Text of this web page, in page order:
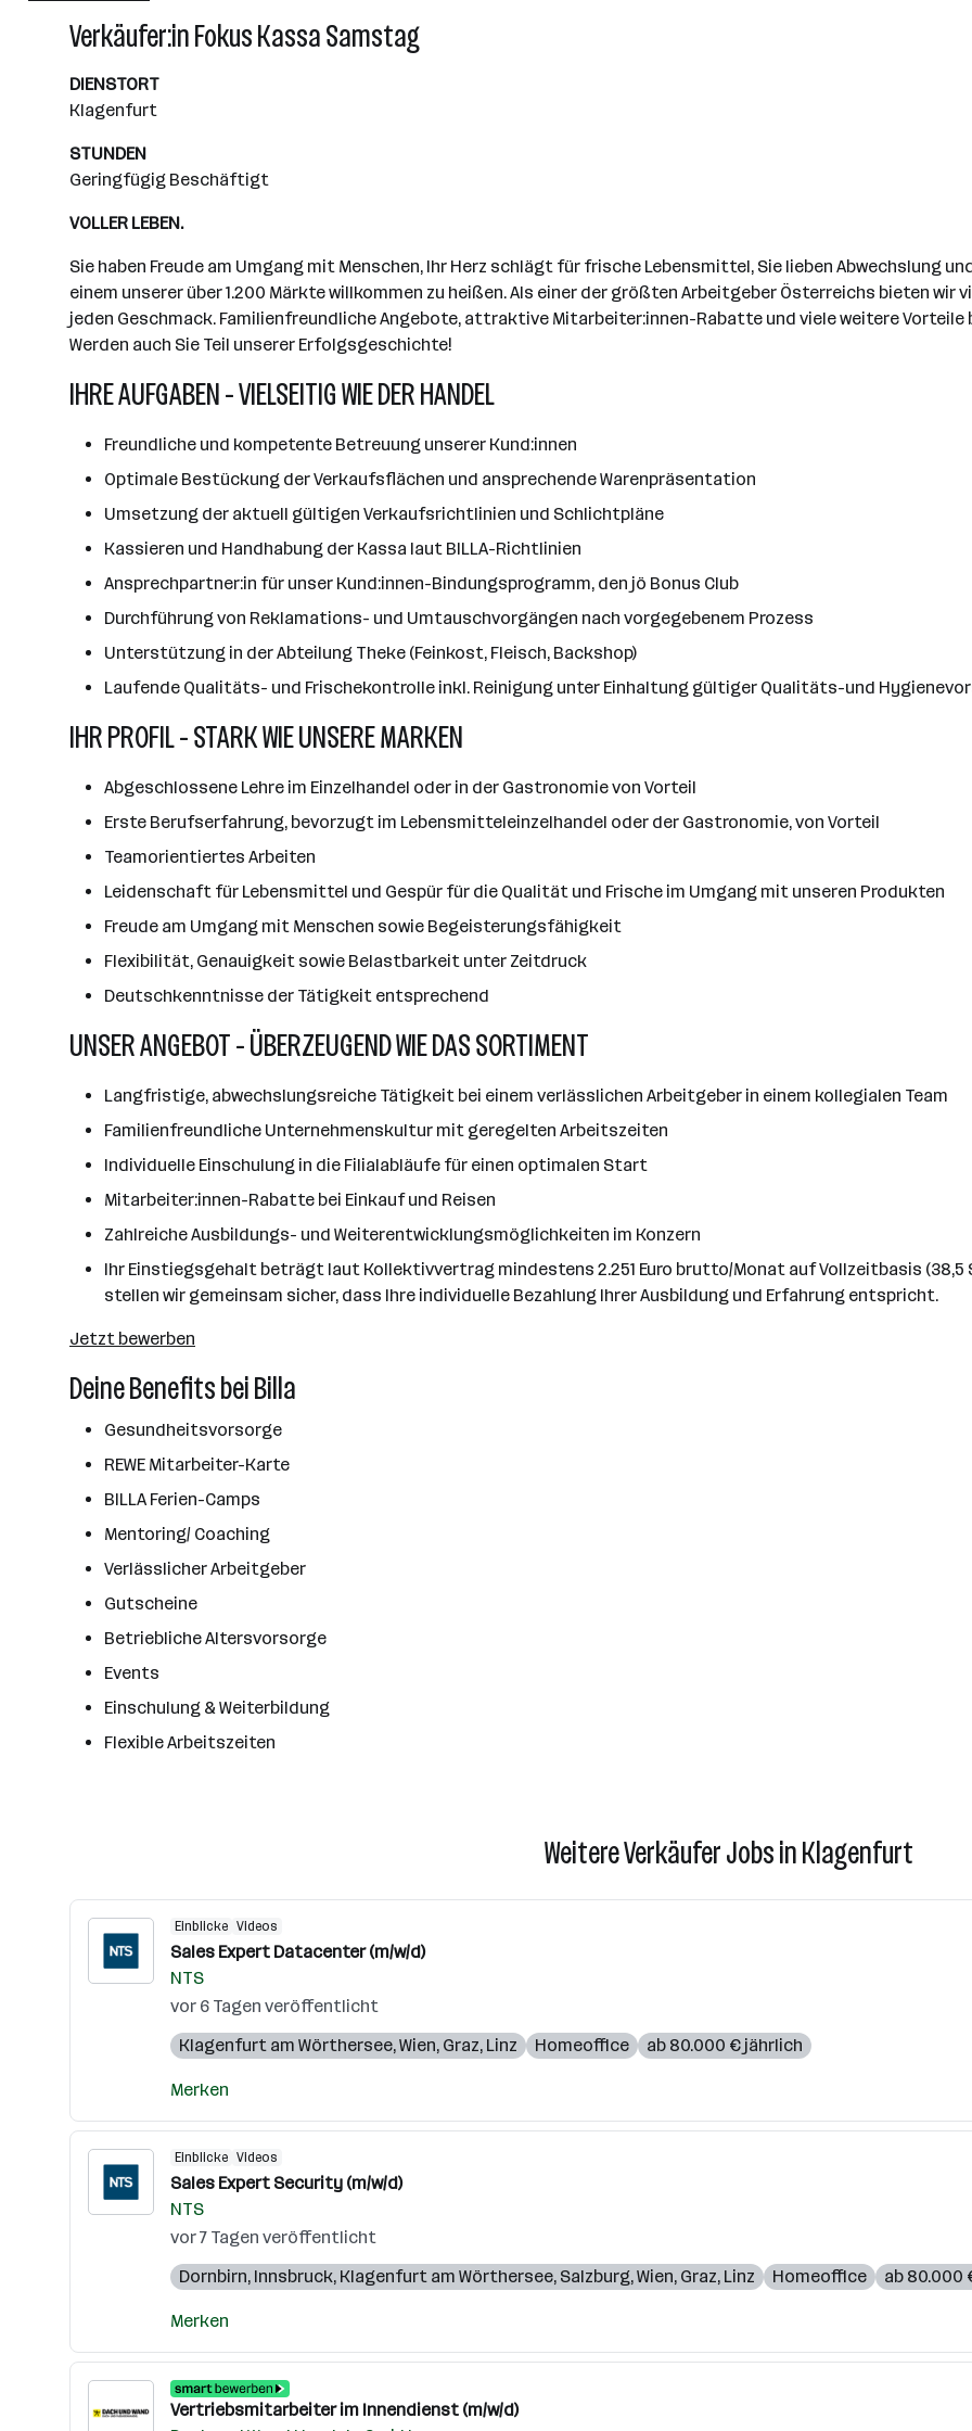
Wiener Neudorf
Verkäufer:in Fokus Kassa Samstag
DIENSTORT
Klagenfurt
STUNDEN
Geringfügig Beschäftigt
VOLLER LEBEN.
Sie haben Freude am Umgang mit Menschen, Ihr Herz schlägt für frische Lebensmittel, Sie lieben Abwechslung
einem unserer über 1.200 Märkte willkommen zu heißen. Als einer der größten Arbeitgeber Österreichs bieten
jeden Geschmack. Familienfreundliche Angebote, attraktive Mitarbeiter:innen-Rabatte und viele weitere
Werden auch Sie Teil unserer Erfolgsgeschichte!
IHRE AUFGABEN - VIELSEITIG WIE DER HANDEL
Freundliche und kompetente Betreuung unserer Kund:innen
Optimale Bestückung der Verkaufsflächen und ansprechende Warenpräsentation
Umsetzung der aktuell gültigen Verkaufsrichtlinien und Schlichtpläne
Kassieren und Handhabung der Kassa laut BILLA-Richtlinien
Ansprechpartner:in für unser Kund:innen-Bindungsprogramm, den jö Bonus Club
Durchführung von Reklamations- und Umtauschvorgängen nach vorgegebenem Prozess
Unterstützung in der Abteilung Theke (Feinkost, Fleisch, Backshop)
Laufende Qualitäts- und Frischekontrolle inkl. Reinigung unter Einhaltung gültiger Qualitäts-und
IHR PROFIL - STARK WIE UNSERE MARKEN
Abgeschlossene Lehre im Einzelhandel oder in der Gastronomie von Vorteil
Erste Berufserfahrung, bevorzugt im Lebensmitteleinzelhandel oder der Gastronomie, von Vorteil
Teamorientiertes Arbeiten
Leidenschaft für Lebensmittel und Gespür für die Qualität und Frische im Umgang mit unseren Produkten
Freude am Umgang mit Menschen sowie Begeisterungsfähigkeit
Flexibilität, Genauigkeit sowie Belastbarkeit unter Zeitdruck
Deutschkenntnisse der Tätigkeit entsprechend
UNSER ANGEBOT - ÜBERZEUGEND WIE DAS SORTIMENT
Langfristige, abwechslungsreiche Tätigkeit bei einem verlässlichen Arbeitgeber in einem kollegialen Team
Familienfreundliche Unternehmenskultur mit geregelten Arbeitszeiten
Individuelle Einschulung in die Filialabläufe für einen optimalen Start
Mitarbeiter:innen-Rabatte bei Einkauf und Reisen
Zahlreiche Ausbildungs- und Weiterentwicklungsmöglichkeiten im Konzern
Ihr Einstiegsgehalt beträgt laut Kollektivvertrag mindestens 2.251 Euro brutto/Monat auf Vollzeitbasis (38,5
stellen wir gemeinsam sicher, dass Ihre individuelle Bezahlung Ihrer Ausbildung und Erfahrung entspricht.
Jetzt bewerben
Deine Benefits bei Billa
Gesundheitsvorsorge
REWE Mitarbeiter-Karte
BILLA Ferien-Camps
Mentoring/ Coaching
Verlässlicher Arbeitgeber
Gutscheine
Betriebliche Altersvorsorge
Events
Einschulung & Weiterbildung
Flexible Arbeitszeiten
Weitere Verkäufer Jobs in Klagenfurt
Einblicke Videos
Sales Expert Datacenter (m/w/d)
NTS
vor 6 Tagen veröffentlicht
Klagenfurt am Wörthersee,Wien, Graz, Linz Homeoffice ab 80.000 € jährlich
Merken
Einblicke Videos
Sales Expert Security (m/w/d)
NTS
vor 7 Tagen veröffentlicht
Dornbirn, Innsbruck, Klagenfurt am Wörthersee, Salzburg,Wien, Graz, Linz Homeoffice ab 80.000
Merken
Vertriebsmitarbeiter im Innendienst (m/w/d)